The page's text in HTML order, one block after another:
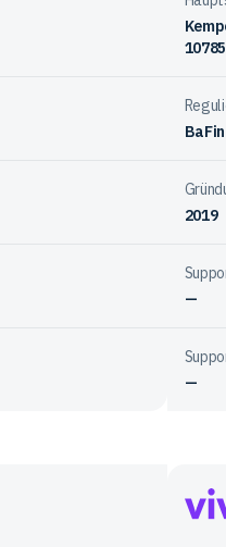
BaFin
2019
—
—